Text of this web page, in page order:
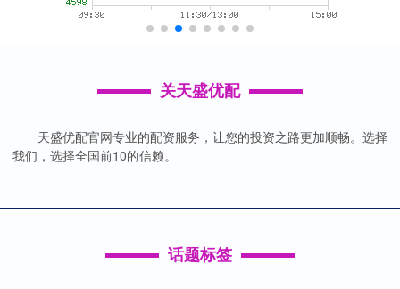
关天盛优配
天盛优配官网专业的配资服务，让您的投资之路更加顺畅。选择
我们，选择全国前10的信赖。
话题标签